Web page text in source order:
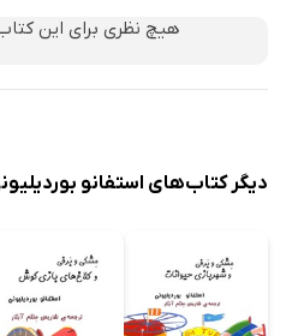
هیچ نظری برای این
دیگر کتاب‌های استفانو